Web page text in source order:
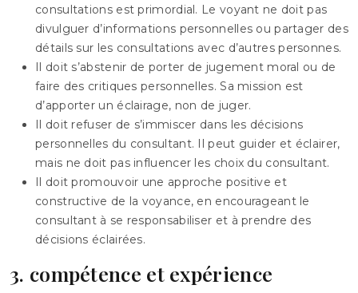
consultations est primordial. Le voyant ne doit pas
divulguer d’informations personnelles ou partager des
détails sur les consultations avec d’autres personnes.
Il doit s’abstenir de porter de jugement moral ou de
faire des critiques personnelles. Sa mission est
d’apporter un éclairage, non de juger.
Il doit refuser de s’immiscer dans les décisions
personnelles du consultant. Il peut guider et éclairer,
mais ne doit pas influencer les choix du consultant.
Il doit promouvoir une approche positive et
constructive de la voyance, en encourageant le
consultant à se responsabiliser et à prendre des
décisions éclairées.
3. compétence et expérience